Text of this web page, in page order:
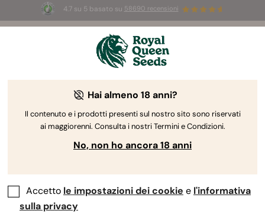
4.7 su 5 basato su 58690 recensioni
3 semi White Widow AutoGRATIS per i
The RQS Blog
Hai almeno 18 anni?
Il contenuto e i prodotti presenti sul nostro sito sono riservati
ai maggiorenni. Consulta i nostri Termini e Condizioni.
No, non ho ancora 18 anni
Accetto le impostazioni dei cookie e l'informativa
sulla privacy